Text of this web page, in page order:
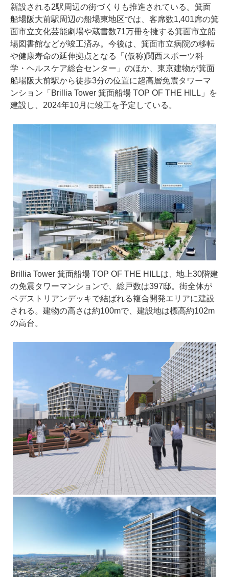
新設される2駅周辺の街づくりも推進されている。箕面
船場阪大前駅周辺の船場東地区では、客席数1,401席の箕
面市立文化芸能劇場や蔵書数71万冊を擁する箕面市立船
場図書館などが竣工済み。今後は、箕面市立病院の移転
や健康寿命の延伸拠点となる「(仮称)関西スポーツ科
学・ヘルスケア総合センター」のほか、東京建物が箕面
船場阪大前駅から徒歩3分の位置に超高層免震タワーマ
ンション「Brillia Tower 箕面船場 TOP OF THE HILL」を
建設し、2024年10月に竣工を予定している。
Brillia Tower 箕面船場 TOP OF THE HILLは、地上30階建
の免震タワーマンションで、総戸数は397邸。街全体が
ペデストリアンデッキで結ばれる複合開発エリアに建設
される。建物の高さは約100mで、建設地は標高約102m
の高台。